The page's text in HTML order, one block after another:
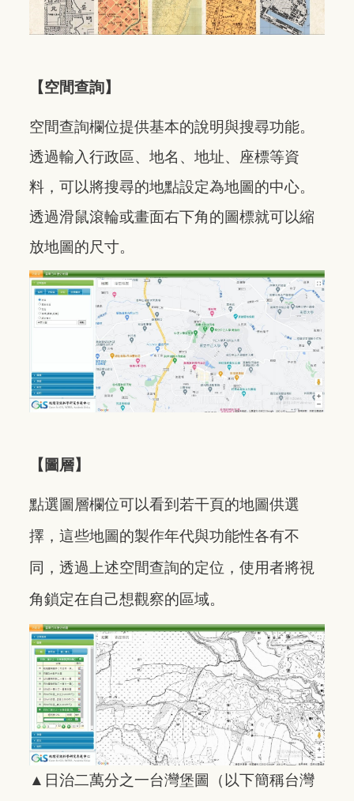
【空間查詢】
空間查詢欄位提供基本的說明與搜尋功能。
透過輸入行政區、地名、地址、座標等資
料，可以將搜尋的地點設定為地圖的中心。
透過滑鼠滾輪或畫面右下角的圖標就可以縮
放地圖的尺寸。
【圖層】
點選圖層欄位可以看到若干頁的地圖供選
擇，這些地圖的製作年代與功能性各有不
同，透過上述空間查詢的定位，使用者將視
角鎖定在自己想觀察的區域。
▲ 日治二萬分之一台灣堡圖（以下簡稱台灣